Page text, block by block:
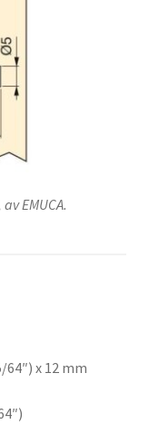
EMUCA.
x 12 mm